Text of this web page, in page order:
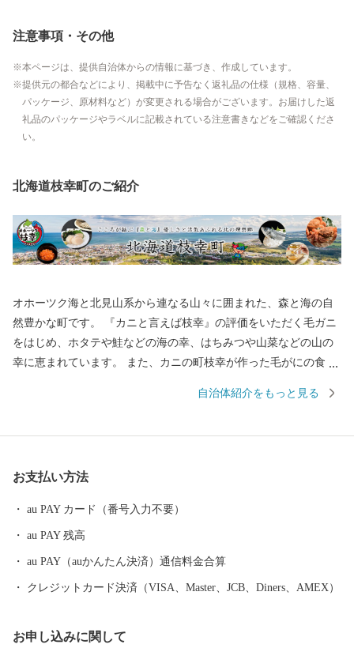
注意事項・その他
本ページは、提供自治体からの情報に基づき、作成しています。
提供元の都合などにより、掲載中に予告なく返礼品の仕様（規格、容量、
パッケージ、原材料など）が変更される場合がございます。お届けした返
礼品のパッケージやラベルに記載されている注意書きなどをご確認くださ
い。
北海道枝幸町のご紹介
オホーツク海と北見山系から連なる山々に囲まれた、森と海の自
然豊かな町です。 『カニと言えば枝幸』の評価をいただく毛ガニ
をはじめ、ホタテや鮭などの海の幸、はちみつや山菜などの山の
幸に恵まれています。 また、カニの町枝幸が作った毛がにの食べ
幸町ホームページでぜひご覧ください！ ■ワンストップ特例申請
やまちづくりなど）へ直接還元するため、紙の申請書の一斉郵送
を廃止し、原則「ペーパーレス（オンライン）」での受付とさせ
には、後日、手続き方法を記載した**「受領証明書（圧着はが
き）」**をお送りいたします。はがきが届きましたら、以下のい
ずれかの方法でお手続きをお願い申し上げます。 1. オンライン
提出や切手不要で即座に申請が完了します。 2. ご自身でダウン
自治体紹介をもっと見る
お支払い方法
au PAY カード（番号入力不要）
au PAY 残高
au PAY（auかんたん決済）通信料金合算
クレジットカード決済（VISA、Master、JCB、Diners、AMEX）
お申し込みに関して